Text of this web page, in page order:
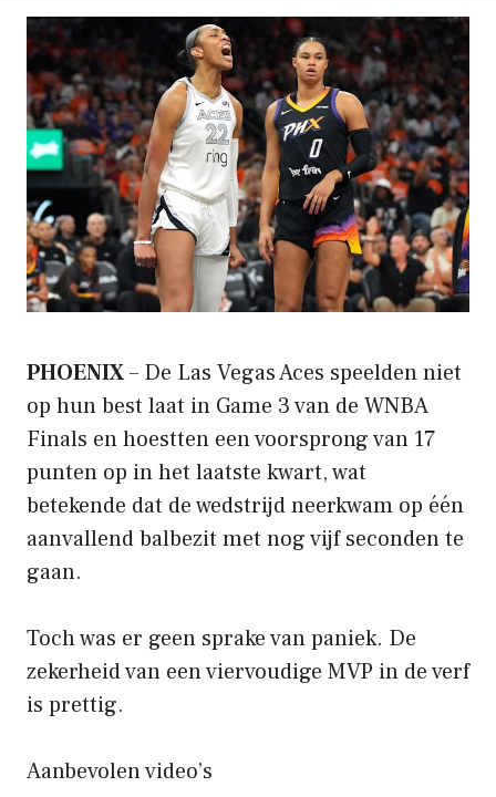
PHOENIX– De Las Vegas Aces speelden niet
op hun best laat in Game 3 van de WNBA
Finals en hoestten een voorsprong van 17
punten op in het laatste kwart, wat
betekende dat de wedstrijd neerkwam op één
aanvallend balbezit met nog vijf seconden te
gaan.
Toch was er geen sprake van paniek. De
zekerheid van een viervoudige MVP in de verf
is prettig.
Aanbevolen video’s